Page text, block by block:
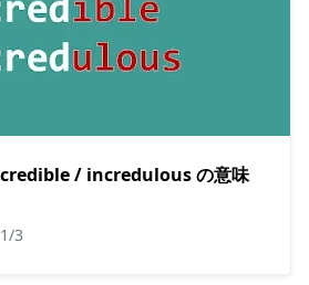
/ incredulous の意味
3